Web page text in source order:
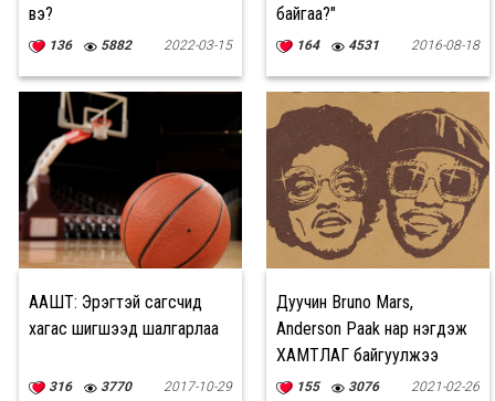
вэ?
136 5882 2022-03-15
байгаа?"
164 4531 2016-08-18
ААШТ: Эрэгтэй сагсчид
хагас шигшээд шалгарлаа
316 3770 2017-10-29
Дуучин Bruno Mars,
Anderson Paak нар нэгдэж
ХАМТЛАГ байгуулжээ
155 3076 2021-02-26